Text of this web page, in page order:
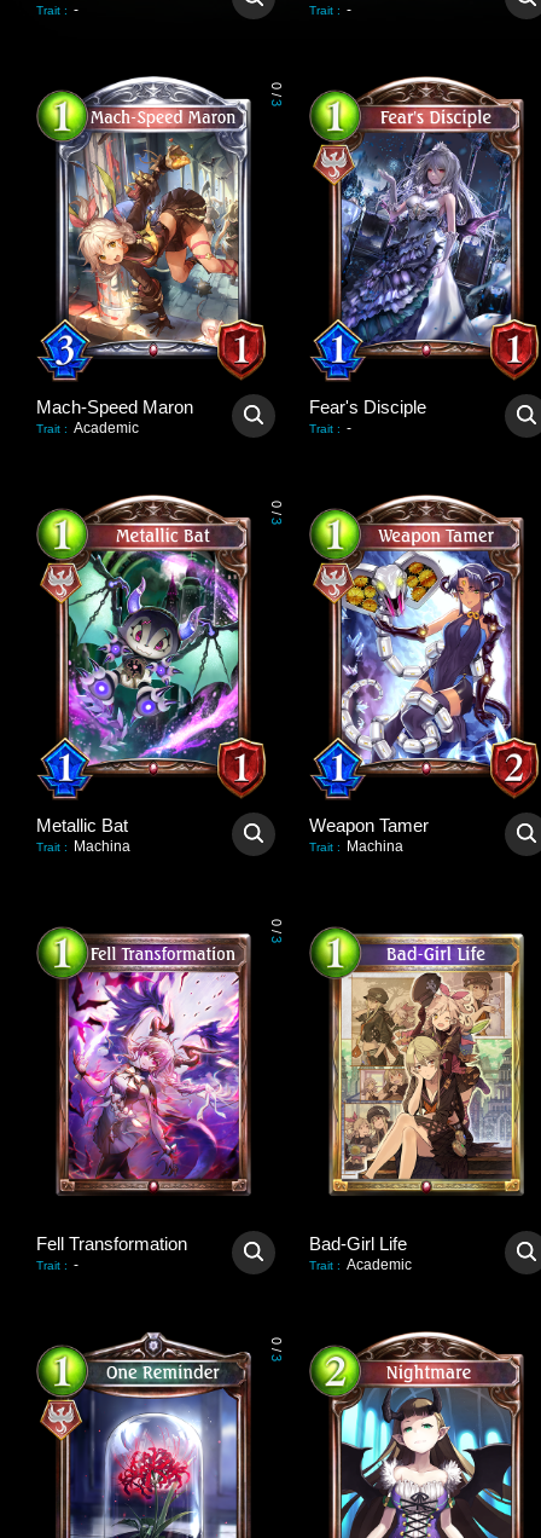
Trait : - Trait : -
0
/
3
Mach-Speed Maron
Trait : Academic
Fear's Disciple
Trait : -
0
/
3
Metallic Bat
Trait : Machina
Weapon Tamer
Trait : Machina
0
/
3
Fell Transformation
Trait : -
Bad-Girl Life
Trait : Academic
0
/
3